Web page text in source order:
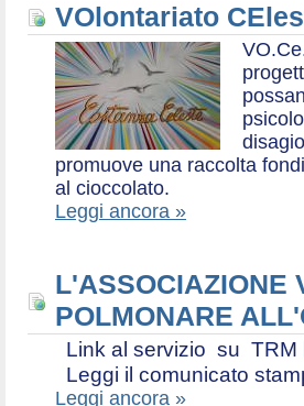
VOlontariato
promuove una raccolta
al cioccolato.
Leggi ancora »
L'ASSOCIAZIONE
POLMONARE
Link al servizio su
Leggi il comunicato
Leggi ancora »